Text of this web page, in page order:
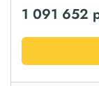
1 091 652